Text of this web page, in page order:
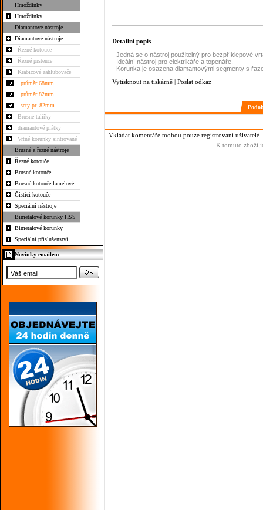
Hmoždinky
Hmoždinky
Diamantové nástroje
Diamantové nástroje
Řezné kotouče
Řezné prstence
Krabicové zahlubovače
průměr 68mm
průměr 82mm
sety pr. 82mm
Brusné talířky
diamantové plátky
Vrtné korunky sintrované
Brusné a řezné nástroje
Řezné kotouče
Brusné kotouče
Brusné kotouče lamelové
Čistící kotouče
Speciální nástroje
Bimetalové korunky HSS
Bimetalové korunky
Speciální příslušenství
Novinky emailem
Detailní popis
- Jedná se o nástroj použitelný pro bezpříklepové
- Ideální nástroj pro elektrikáře a topenáře.
- Korunka je osazena diamantovými segmenty s
Vytisknout na tiskárně | Poslat odkaz
Vkládat komentáře mohou pouze registrovaní uživatelé
K tomuto zboží